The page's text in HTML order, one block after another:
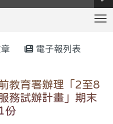
電子報列表
教育署辦理「2至8
務試辦計畫」期末
份